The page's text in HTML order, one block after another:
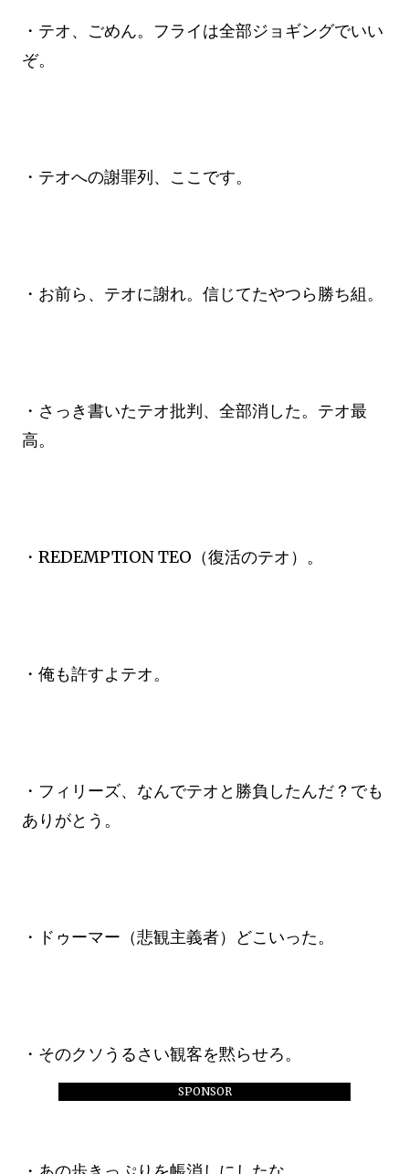
SPONSOR
・テオ、ごめん。フライは全部ジョギングでいい
ぞ。
・テオへの謝罪列、ここです。
・お前ら、テオに謝れ。信じてたやつら勝ち組。
・さっき書いたテオ批判、全部消した。テオ最
高。
・REDEMPTION TEO（復活のテオ）。
・俺も許すよテオ。
・フィリーズ、なんでテオと勝負したんだ？でも
ありがとう。
・ドゥーマー（悲観主義者）どこいった。
・そのクソうるさい観客を黙らせろ。